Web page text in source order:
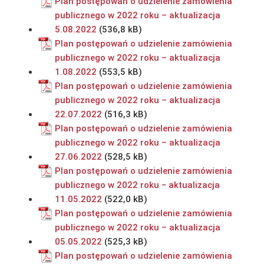
publicznego w 2022 roku – aktualizacja
5.08.2022
Plan postępowań o udzielenie zamówienia
publicznego w 2022 roku – aktualizacja
1.08.2022
Plan postępowań o udzielenie zamówienia
publicznego w 2022 roku – aktualizacja
22.07.2022
Plan postępowań o udzielenie zamówienia
publicznego w 2022 roku – aktualizacja
27.06.2022
Plan postępowań o udzielenie zamówienia
publicznego w 2022 roku − aktualizacja
11.05.2022
Plan postępowań o udzielenie zamówienia
publicznego w 2022 roku – aktualizacja
05.05.2022
Plan postępowań o udzielenie zamówienia